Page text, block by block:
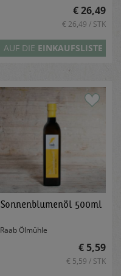
€ 26,49
€ 26,49 / STK
AUF DIE EINKAUFSLISTE
Sonnenblumenöl 500ml
Raab Ölmühle
€ 5,59
€ 5,59 / STK